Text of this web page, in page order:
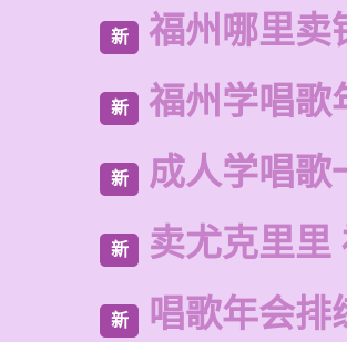
新 福州哪里卖
新 福州学唱歌
新 成人学唱歌
新 卖尤克里里
新 唱歌年会排